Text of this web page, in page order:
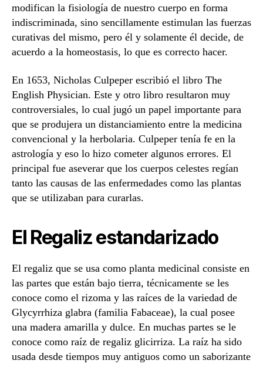
modifican la fisiología de nuestro cuerpo en forma
indiscriminada, sino sencillamente estimulan las fuerzas
curativas del mismo, pero él y solamente él decide, de
acuerdo a la homeostasis, lo que es correcto hacer.
En 1653, Nicholas Culpeper escribió el libro The
English Physician. Este y otro libro resultaron muy
controversiales, lo cual jugó un papel importante para
que se produjera un distanciamiento entre la medicina
convencional y la herbolaria. Culpeper tenía fe en la
astrología y eso lo hizo cometer algunos errores. El
principal fue aseverar que los cuerpos celestes regían
tanto las causas de las enfermedades como las plantas
que se utilizaban para curarlas.
El Regaliz estandarizado
El regaliz que se usa como planta medicinal consiste en
las partes que están bajo tierra, técnicamente se les
conoce como el rizoma y las raíces de la variedad de
Glycyrrhiza glabra (familia Fabaceae), la cual posee
una madera amarilla y dulce. En muchas partes se le
conoce como raíz de regaliz glicirriza. La raíz ha sido
usada desde tiempos muy antiguos como un saborizante